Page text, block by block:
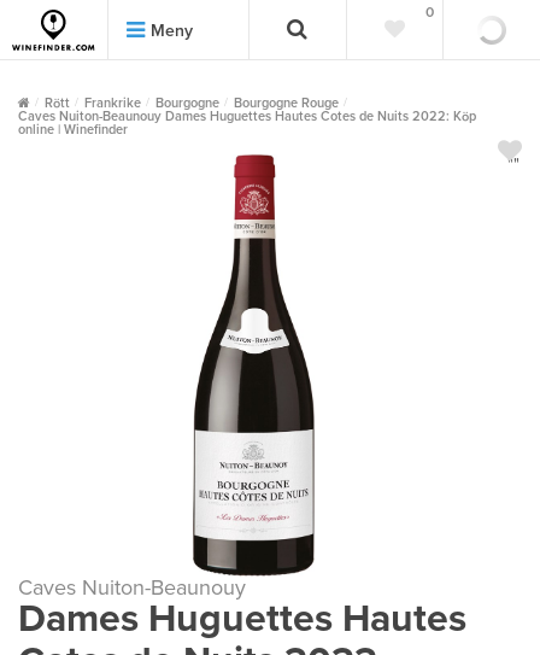
Meny
0
Rött Frankrike Bourgogne
Bourgogne Rouge
Caves Nuiton-Beaunouy Dames Huguettes Hautes Cotes de Nuits 2022: Köp
online | Winefinder
Caves Nuiton-Beaunouy
Dames Huguettes Hautes
""